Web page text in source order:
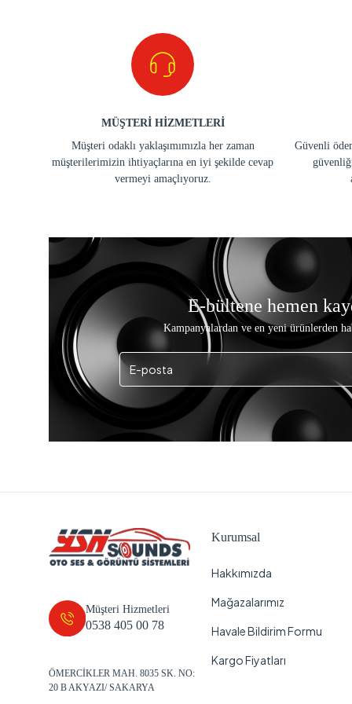
MÜŞTERİ HİZMETLERİ
Müşteri odaklı yaklaşımımızla her zaman
müşterilerimizin ihtiyaçlarına en iyi şekilde cevap
vermeyi amaçlıyoruz.
Güvenli
E-bültene hemen
Kampanyalardan ve en yeni ürünlerden
Müşteri Hizmetleri
0538 405 00 78
ÖMERCİKLER MAH. 8035 SK. NO:
20 B AKYAZI/ SAKARYA
Kurumsal
Hakkımızda
Mağazalarımız
Havale Bildirim Formu
Kargo Fiyatları